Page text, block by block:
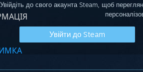
Увійдіть до свого акаунта Steam, щоб
Увійти до Steam